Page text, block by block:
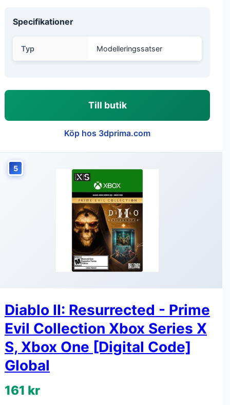
Specifikationer
Typ Modelleringssatser
Till butik
Köp hos 3dprima.com
5
Diablo II: Resurrected - Prime
Evil Collection Xbox Series X
S, Xbox One [Digital Code]
Global
161 kr